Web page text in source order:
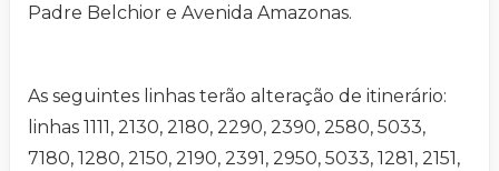
Padre Belchior e Avenida Amazonas.
As seguintes linhas terão alteração de itinerário:
linhas 1111, 2130, 2180, 2290, 2390, 2580, 5033,
7180, 1280, 2150, 2190, 2391, 2950, 5033, 1281, 2151,